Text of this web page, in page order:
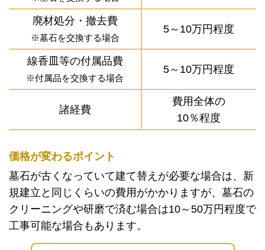
廃材処分・撤去費
※墓石を交換する場合
5～10万円程度
線香皿等の付属品費
※付属品を交換する場合
5～10万円程度
諸経費
費用全体の
10％程度
価格が変わるポイント
墓石が古くなっていて建て替えが必要な場合は、新
規建立と同じくらいの費用がかかりますが、墓石の
クリーニングや研磨で済む場合は10～50万円程度で
工事可能な場合もあります。